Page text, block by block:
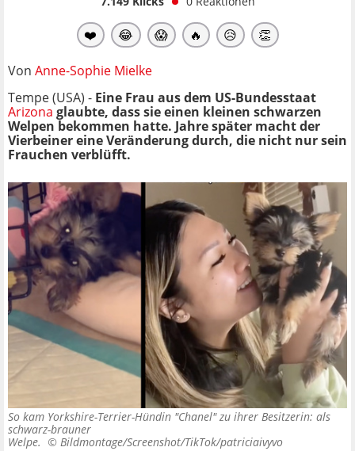
❤️ 😂 😱 🔥 😥 👏
Von Anne-Sophie Mielke
Tempe (USA) - Eine Frau aus dem US-Bundesstaat
Arizona glaubte, dass sie einen kleinen schwarzen
Welpen bekommen hatte. Jahre später macht der
Vierbeiner eine Veränderung durch, die nicht nur sein
Frauchen verblüfft.
So kam Yorkshire-Terrier-Hündin "Chanel" zu ihrer Besitzerin: als
schwarz-brauner
Welpe. © Bildmontage/Screenshot/TikTok/patriciaivyvo